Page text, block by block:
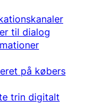
til dialog
på købers
trin digitalt